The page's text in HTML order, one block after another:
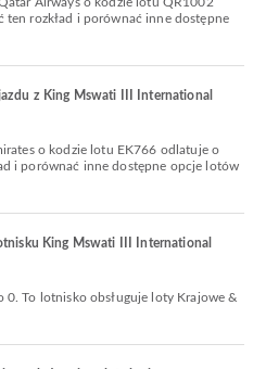
ten rozkład i porównać inne dostępne
z King Mswati III International
i porównać inne dostępne opcje lotów
King Mswati III International